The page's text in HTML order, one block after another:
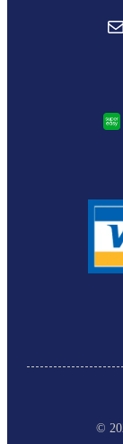
Correo electrónico
©